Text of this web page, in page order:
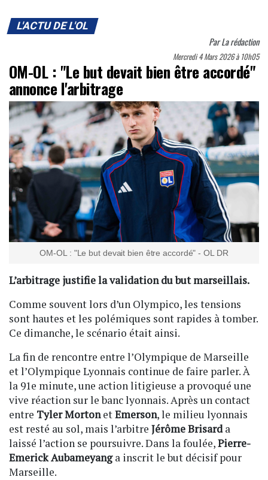
L'ACTU DE L'OL
ParLa rédaction
Mercredi 4 Mars 2026 à 10h05
OM-OL : "Le but devait bien être accordé"
annonce l'arbitrage
OM-OL : "Le but devait bien être accordé" - OL DR
L’arbitrage justifie la validation du but marseillais.
Comme souvent lors d’un Olympico, les tensions
sont hautes et les polémiques sont rapides à tomber.
Ce dimanche, le scénario était ainsi.
La fin de rencontre entre l’Olympique de Marseille
et l’Olympique Lyonnais continue de faire parler. À
la 91e minute, une action litigieuse a provoqué une
vive réaction sur le banc lyonnais. Après un contact
entre Tyler MortonetEmerson, le milieu lyonnais
est resté au sol, mais l’arbitre Jérôme Brisarda
laissé l’action se poursuivre. Dans la foulée,Pierre-
Emerick Aubameyanga inscrit le but décisif pour
Marseille.